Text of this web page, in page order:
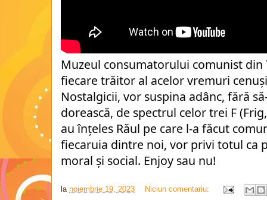
Muzeul consumatorului comunist din
fiecare trăitor al acelor vremuri
Nostalgicii, vor suspina adânc, fără
dorească, de spectrul celor trei F
au înțeles Răul pe care l-a făcut
fiecaruia dintre noi, vor privi totul ca
moral și social. Enjoy sau nu!
la noiembrie 19, 2023 Niciun comentariu: